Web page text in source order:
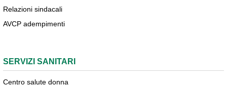
Relazioni sindacali
AVCP adempimenti
SERVIZI SANITARI
Centro salute donna